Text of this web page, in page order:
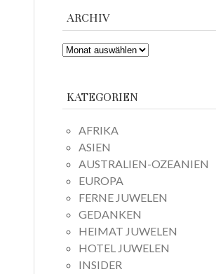
ARCHIV
ARCHIV
KATEGORIEN
AFRIKA
ASIEN
AUSTRALIEN-OZEANIEN
EUROPA
FERNE JUWELEN
GEDANKEN
HEIMAT JUWELEN
HOTEL JUWELEN
INSIDER